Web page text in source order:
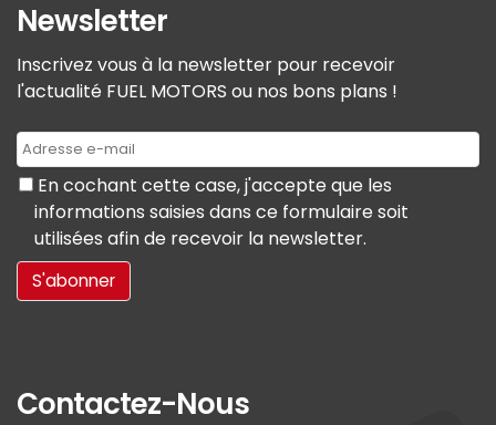
Newsletter
Inscrivez vous à la newsletter pour recevoir
l'actualité FUEL MOTORS ou nos bons plans !
En cochant cette case, j'accepte que les
informations saisies dans ce formulaire soit
utilisées afin de recevoir la newsletter.
Contactez-Nous